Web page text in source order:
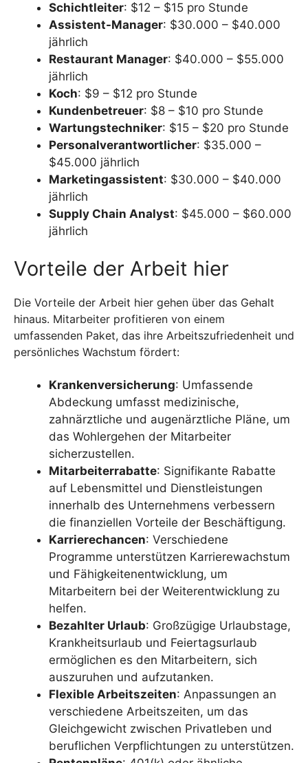
Schichtleiter: $12 – $15 pro Stunde
Assistent-Manager: $30.000 – $40.000
jährlich
Restaurant Manager: $40.000 – $55.000
jährlich
Koch: $9 – $12 pro Stunde
Kundenbetreuer: $8 – $10 pro Stunde
Wartungstechniker: $15 – $20 pro Stunde
Personalverantwortlicher: $35.000 –
$45.000 jährlich
Marketingassistent: $30.000 – $40.000
jährlich
Supply Chain Analyst: $45.000 – $60.000
jährlich
Vorteile der Arbeit hier
Die Vorteile der Arbeit hier gehen über das Gehalt
hinaus. Mitarbeiter profitieren von einem
umfassenden Paket, das ihre Arbeitszufriedenheit und
persönliches Wachstum fördert:
Krankenversicherung: Umfassende
Abdeckung umfasst medizinische,
zahnärztliche und augenärztliche Pläne, um
das Wohlergehen der Mitarbeiter
sicherzustellen.
Mitarbeiterrabatte: Signifikante Rabatte
auf Lebensmittel und Dienstleistungen
innerhalb des Unternehmens verbessern
die finanziellen Vorteile der Beschäftigung.
Karrierechancen: Verschiedene
Programme unterstützen Karrierewachstum
und Fähigkeitenentwicklung, um
Mitarbeitern bei der Weiterentwicklung zu
helfen.
Bezahlter Urlaub: Großzügige Urlaubstage,
Krankheitsurlaub und Feiertagsurlaub
ermöglichen es den Mitarbeitern, sich
auszuruhen und aufzutanken.
Flexible Arbeitszeiten: Anpassungen an
verschiedene Arbeitszeiten, um das
Gleichgewicht zwischen Privatleben und
beruflichen Verpflichtungen zu unterstützen.